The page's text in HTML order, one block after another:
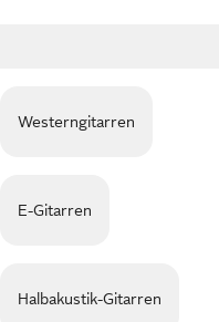
Westerngitarren
E-Gitarren
Halbakustik-Gitarren